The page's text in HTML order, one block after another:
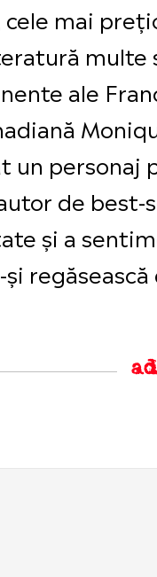
cele mai
ale
un personaj
de best-
și a